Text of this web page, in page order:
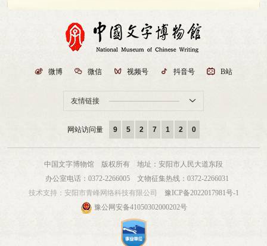
友情链接 
 微博  微信  视频号  抖音号  B站
网站访问量 9 5 2 7 1 2 0
中国文字博物馆 版权所有 地址：安阳市人民大道东段
办公室电话：0372-2266005 文物征集热线：0372-2266031
技术支持： 安阳市青峰网络科技有限公司
豫ICP备2022017981号-1
豫公网安备41050302000202号